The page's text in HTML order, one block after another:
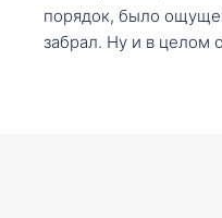
порядок, было
забрал. Ну и в целом